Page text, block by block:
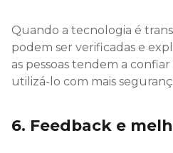
Quando a tecnologia é
podem ser verificadas e
as pessoas tendem a confiar
utilizá-lo com mais
6. Feedback e